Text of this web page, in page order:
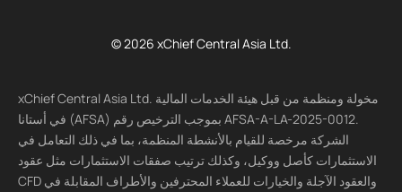
© 2026 xChief Central Asia Ltd.
xChief Central Asia Ltd. مخولة ومنظمة من قبل هيئة الخدمات المالية
في أستانا (AFSA) بموجب الترخيص رقم AFSA-A-LA-2025-0012.
الشركة مرخصة للقيام بالأنشطة المنظمة، بما في ذلك التعامل في
الاستثمارات كأصل ووكيل، وكذلك ترتيب صفقات الاستثمارات مثل عقود
CFD والعقود الآجلة والخيارات للعملاء المحترفين والأطراف المقابلة في